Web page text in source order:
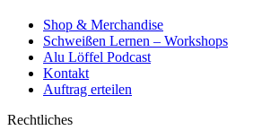
Shop & Merchandise
Schweißen Lernen – Workshops
Alu Löffel Podcast
Kontakt
Auftrag erteilen
Rechtliches